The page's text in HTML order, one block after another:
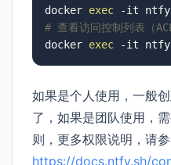
docker exec
# 查看访问控制列表（
docker exec -it ntfy
如果是个人使用，一般
了，如果是团队使用，
则，更多权限说明，请
https://docs.ntfy.sh/